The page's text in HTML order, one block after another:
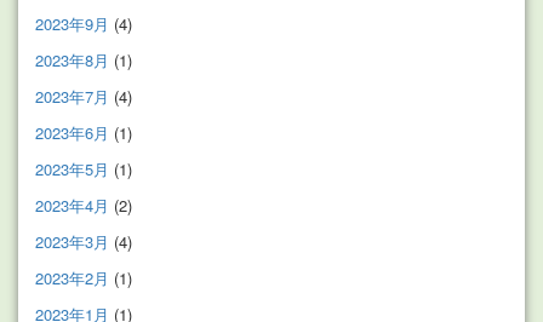
2023年9月 (4)
2023年8月 (1)
2023年7月 (4)
2023年6月 (1)
2023年5月 (1)
2023年4月 (2)
2023年3月 (4)
2023年2月 (1)
2023年1月 (1)